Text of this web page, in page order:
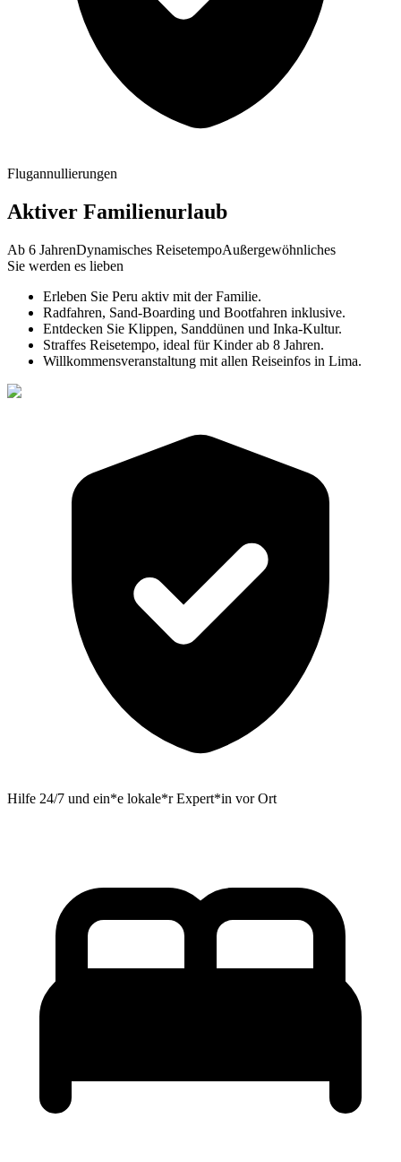
Flugannullierungen
Aktiver Familienurlaub
Ab 6 JahrenDynamisches ReisetempoAußergewöhnliches
Sie werden es lieben
Erleben Sie Peru aktiv mit der Familie.
Radfahren, Sand-Boarding und Bootfahren inklusive.
Entdecken Sie Klippen, Sanddünen und Inka-Kultur.
Straffes Reisetempo, ideal für Kinder ab 8 Jahren.
Willkommensveranstaltung mit allen Reiseinfos in Lima.
Hilfe 24/7 und ein*e lokale*r Expert*in vor Ort